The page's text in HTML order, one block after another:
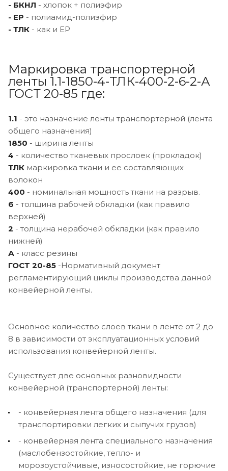
- БКНЛ - хлопок + полиэфир
- ЕР - полиамид-полиэфир
- ТЛК - как и ЕР
Маркировка транспортерной
ленты 1.1-1850-4-ТЛК-400-2-6-2-А
ГОСТ 20-85 где:
1.1 - это назначение ленты транспортерной (лента
общего назначения)
1850 - ширина ленты
4 - количество тканевых прослоек (прокладок)
ТЛК маркировка ткани и ее составляющих
волокон
400 - номинальная мощность ткани на разрыв.
6 - толщина рабочей обкладки (как правило
верхней)
2 - толщина нерабочей обкладки (как правило
нижней)
А - класс резины
ГОСТ 20-85 -Нормативный документ
регламентирующий циклы производства данной
конвейерной ленты.
Основное количество слоев ткани в ленте от 2 до
8 в зависимости от эксплуатационных условий
использования конвейерной ленты.
Существует две основных разновидности
конвейерной (транспортерной) ленты:
- конвейерная лента общего назначения (для
транспортировки легких и сыпучих грузов)
- конвейерная лента специального назначения
(маслобензостойкие, тепло- и
морозоустойчивые, износостойкие, не горючие